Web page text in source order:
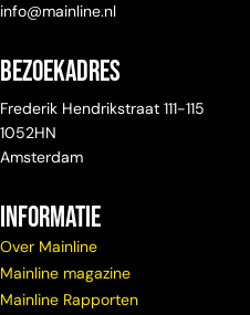
info@mainline.nl
Bezoekadres
Frederik Hendrikstraat 111-115
1052HN
Amsterdam
Informatie
Over Mainline
Mainline magazine
Mainline Rapporten